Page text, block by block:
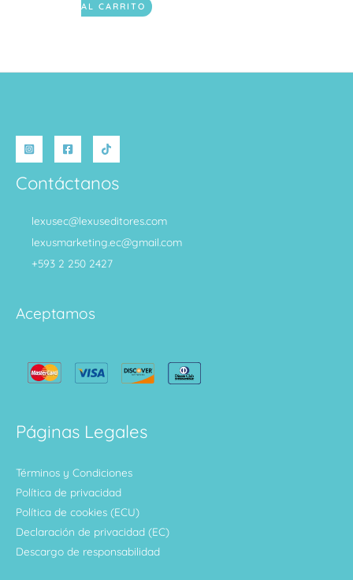
AL CARRITO
Contáctanos
lexusec@lexuseditores.com
lexusmarketing.ec@gmail.com
+593 2 250 2427
Aceptamos
Páginas Legales
Términos y Condiciones
Política de privacidad
Política de cookies (ECU)
Declaración de privacidad (EC)
Descargo de responsabilidad